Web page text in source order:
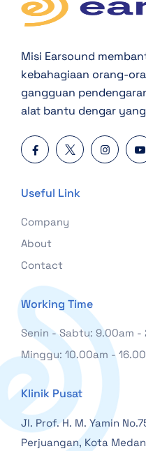
Misi Earsound
kebahagiaan orang-
gangguan
alat bantu dengar
Useful Link
Company
About
Contact
Working Time
Senin - Sabtu: 9.00am -
Minggu: 10.00am -
Klinik Pusat
Jl. Prof. H. M. Yamin
Perjuangan, Kota